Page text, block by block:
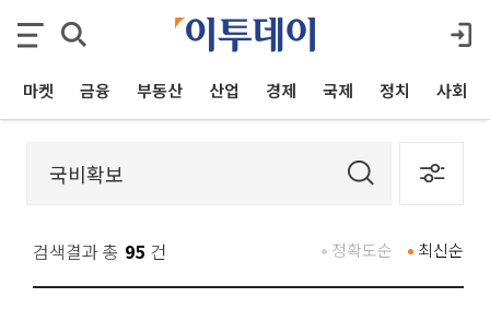
마켓 금융 부동산 산업 경제 국제 정치 사회
검색결과 총 95 건 최신순
정확도순